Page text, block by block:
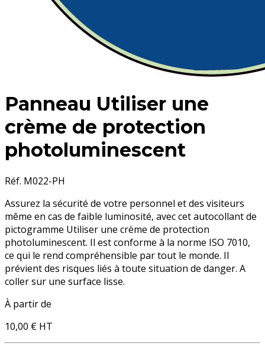
Panneau Utiliser une
crème de protection
photoluminescent
Réf. M022-PH
Assurez la sécurité de votre personnel et des visiteurs
même en cas de faible luminosité, avec cet autocollant de
pictogramme Utiliser une crème de protection
photoluminescent. Il est conforme à la norme ISO 7010,
ce qui le rend compréhensible par tout le monde. Il
prévient des risques liés à toute situation de danger. A
coller sur une surface lisse.
À partir de
10,00 € HT